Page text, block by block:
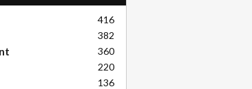
416
382
360
220
136